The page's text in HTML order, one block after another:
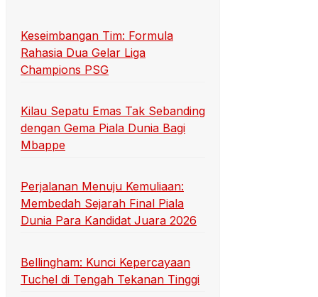
Keseimbangan Tim: Formula
Rahasia Dua Gelar Liga
Champions PSG
Kilau Sepatu Emas Tak Sebanding
dengan Gema Piala Dunia Bagi
Mbappe
Perjalanan Menuju Kemuliaan:
Membedah Sejarah Final Piala
Dunia Para Kandidat Juara 2026
Bellingham: Kunci Kepercayaan
Tuchel di Tengah Tekanan Tinggi